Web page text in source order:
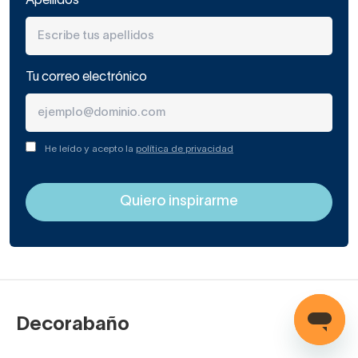
Platos de ducha de mármol y granito
El mármol y el granito representan la
platos de ducha.
estética es inigualable y cada pieza es única. El peso es
elevado y requieren un sellado periódico para mantener la
Ideal para:
baños de lujo o alta gama, reformas donde la
estética es prioritaria.
Platos de ducha de compacto (base
fabricados con
polvo de mármol o cuarzo aglomerado con resinas.
Tu correo electrónico
He leído y acepto la política de privacidad
Decorabaño